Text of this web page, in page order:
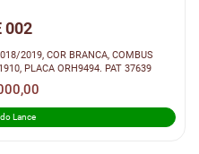
002
2019, COR BRANCA, COMBUS
PLACA ORH9494. PAT 37639
Lance